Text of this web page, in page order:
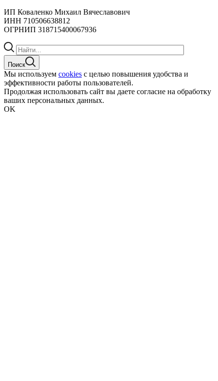
ИП Коваленко Михаил Вячеславович
ИНН 710506638812
ОГРНИП 318715400067936
Поиск
Мы используем cookies с целью повышения удобства и
эффективности работы пользователей.
Продолжая использовать сайт вы даете согласие на обработку
ваших персональных данных.
OK